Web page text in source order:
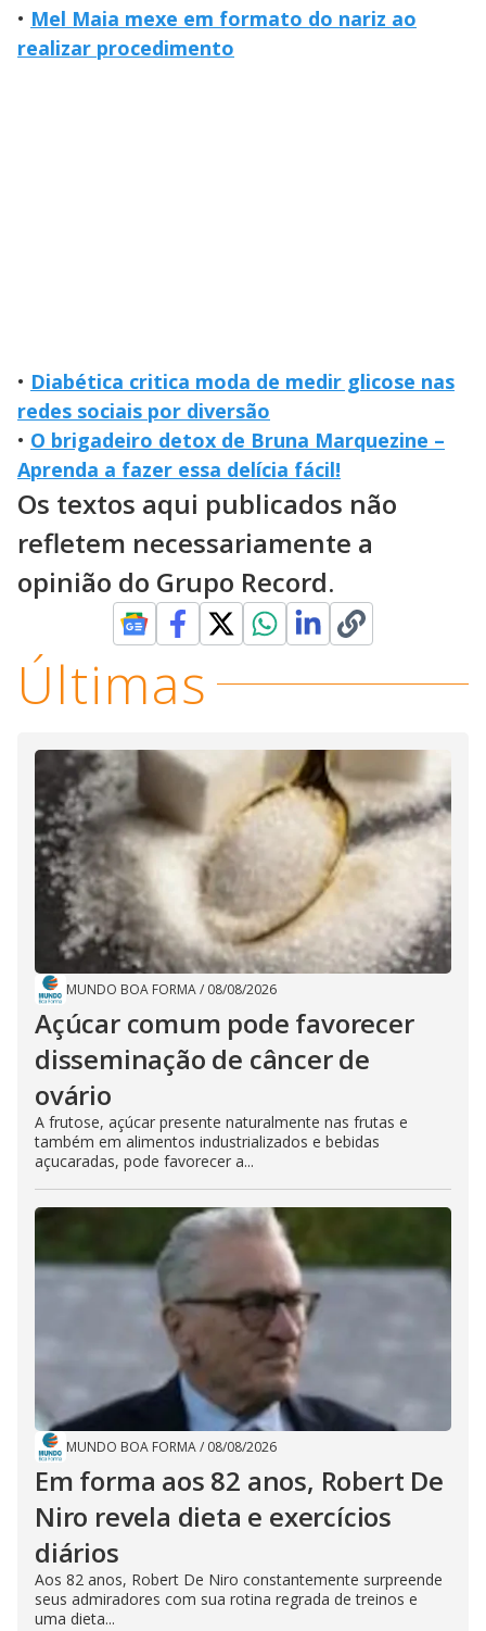
• Mel Maia mexe em formato do nariz ao
realizar procedimento
• Diabética critica moda de medir glicose nas
redes sociais por diversão
• O brigadeiro detox de Bruna Marquezine –
Aprenda a fazer essa delícia fácil!
Os textos aqui publicados não
refletem necessariamente a
opinião do Grupo Record.
Últimas
MUNDO BOA FORMA/ 08/08/2026
Açúcar comum pode favorecer
disseminação de câncer de
ovário
A frutose, açúcar presente naturalmente nas frutas e
também em alimentos industrializados e bebidas
açucaradas, pode favorecer a...
MUNDO BOA FORMA/ 08/08/2026
Em forma aos 82 anos, Robert De
Niro revela dieta e exercícios
diários
Aos 82 anos, Robert De Niro constantemente surpreende
seus admiradores com sua rotina regrada de treinos e
uma dieta...